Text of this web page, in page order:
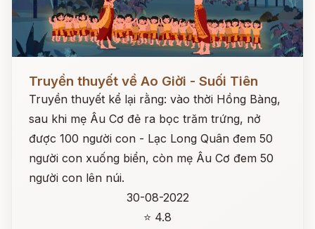
Đọc ngay
Truyền thuyết về Ao Giời - Suối Tiên
Truyền thuyết kể lại rằng: vào thời Hồng Bàng,
sau khi mẹ Âu Cơ đẻ ra bọc trăm trứng, nở
được 100 người con - Lạc Long Quân đem 50
người con xuống biển, còn mẹ Âu Cơ đem 50
người con lên núi.
30-08-2022
⭐ 4.8